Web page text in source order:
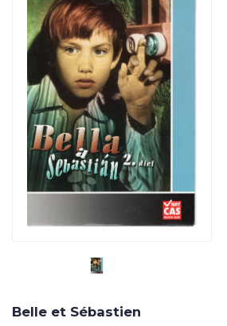
Belle et Sébastien